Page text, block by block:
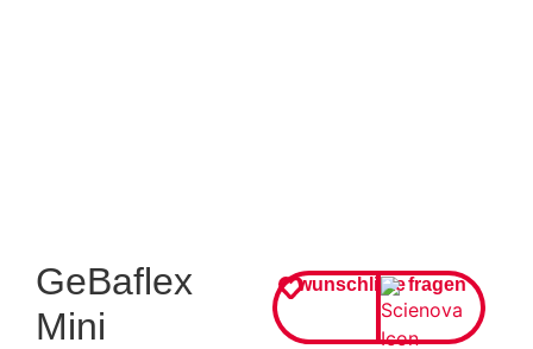
GeBaflex
Mini
wunschlistefragen